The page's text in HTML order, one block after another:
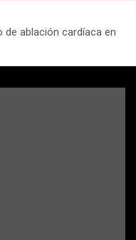
de ablación cardíaca en